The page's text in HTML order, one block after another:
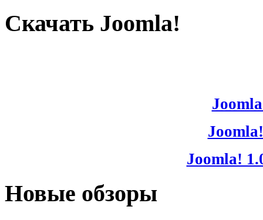
Скачать Joomla!
Joomla!
Новые обзоры